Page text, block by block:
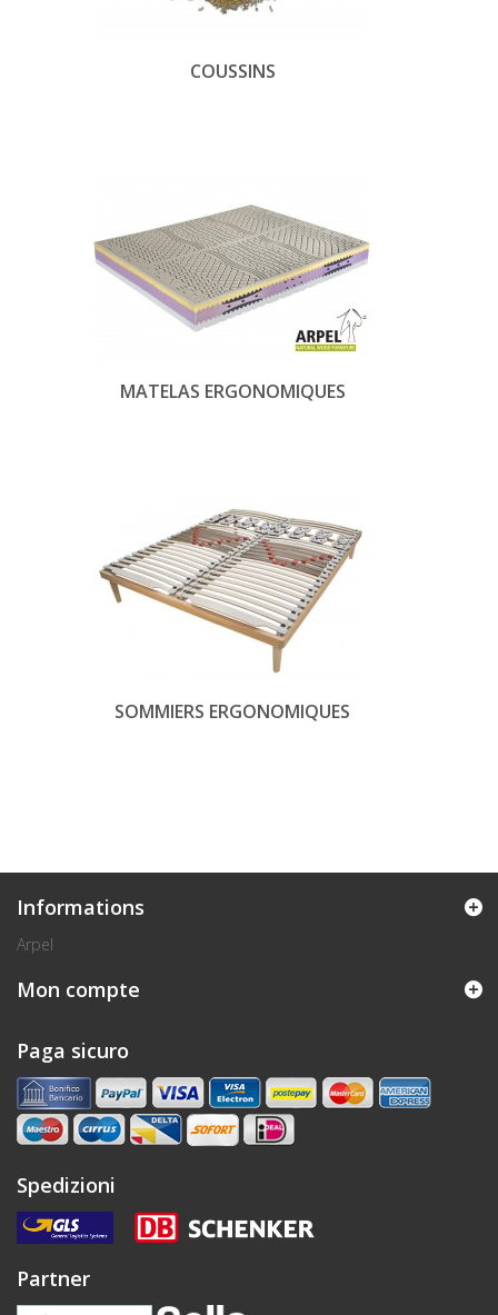
COUSSINS
MATELAS ERGONOMIQUES
SOMMIERS ERGONOMIQUES
Informations
Arpel
Mon compte
Paga sicuro
Spedizioni
Partner